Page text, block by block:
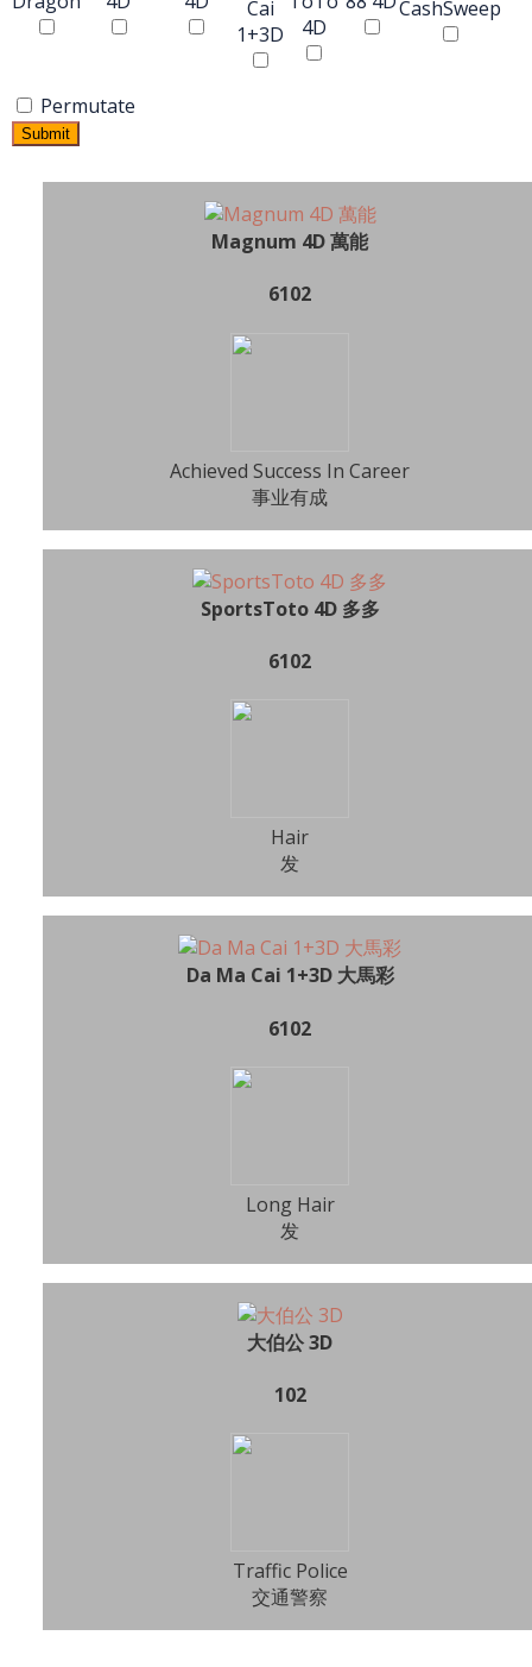
Permutate
Submit
Magnum 4D 萬能
6102
Achieved Success In Career
事业有成
SportsToto 4D 多多
6102
Hair
发
Da Ma Cai 1+3D 大馬彩
6102
Long Hair
发
大伯公 3D
102
Traffic Police
交通警察